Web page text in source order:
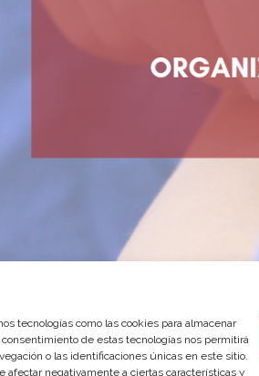
tecnologías como las cookies para almacenar
de estas tecnologías nos permitirá
o las identificaciones únicas en este sitio.
negativamente a ciertas características y